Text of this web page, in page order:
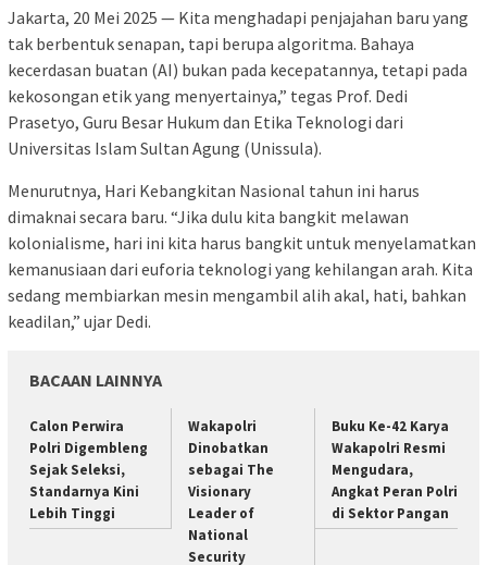
Jakarta, 20 Mei 2025 — Kita menghadapi penjajahan baru yang
tak berbentuk senapan, tapi berupa algoritma. Bahaya
kecerdasan buatan (AI) bukan pada kecepatannya, tetapi pada
kekosongan etik yang menyertainya,” tegas Prof. Dedi
Prasetyo, Guru Besar Hukum dan Etika Teknologi dari
Universitas Islam Sultan Agung (Unissula).
Menurutnya, Hari Kebangkitan Nasional tahun ini harus
dimaknai secara baru. “Jika dulu kita bangkit melawan
kolonialisme, hari ini kita harus bangkit untuk menyelamatkan
kemanusiaan dari euforia teknologi yang kehilangan arah. Kita
sedang membiarkan mesin mengambil alih akal, hati, bahkan
keadilan,” ujar Dedi.
BACAAN LAINNYA
Calon Perwira
Polri Digembleng
Sejak Seleksi,
Standarnya Kini
Lebih Tinggi
Wakapolri
Dinobatkan
sebagai The
Visionary
Leader of
National
Security
Buku Ke-42 Karya
Wakapolri Resmi
Mengudara,
Angkat Peran Polri
di Sektor Pangan